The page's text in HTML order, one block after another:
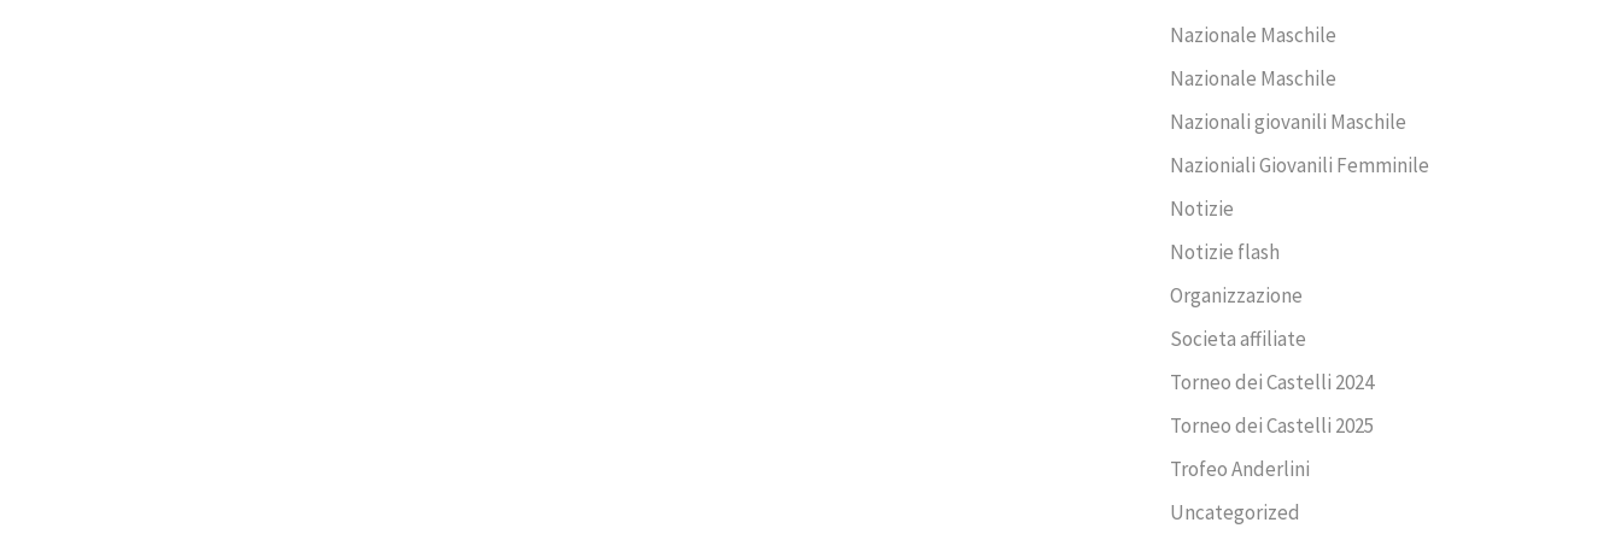
Nazionale Maschile
Nazionale Maschile
Nazionali giovanili Maschile
Nazioniali Giovanili Femminile
Notizie
Notizie flash
Organizzazione
Societa affiliate
Torneo dei Castelli 2024
Torneo dei Castelli 2025
Trofeo Anderlini
Uncategorized